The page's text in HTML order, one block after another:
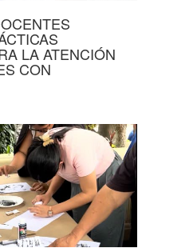
LA ATENCIÓN
CON